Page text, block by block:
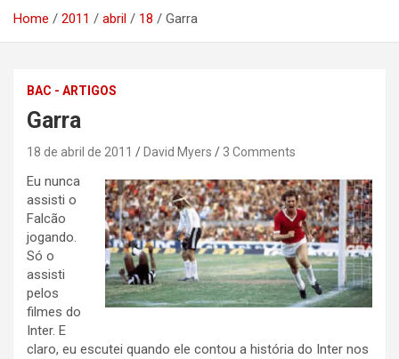
Home 2011 abril 18 Garra
BAC - ARTIGOS
Garra
18 de abril de 2011 David Myers 3 Comments
Eu nunca
assisti o
Falcão
jogando.
Só o
assisti
pelos
filmes do
Inter. E
claro, eu escutei quando ele contou a história do Inter nos